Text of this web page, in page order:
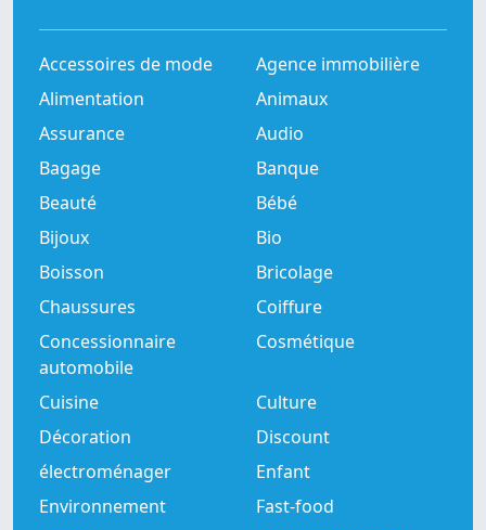
Accessoires de mode
Agence immobilière
Alimentation
Animaux
Assurance
Audio
Bagage
Banque
Beauté
Bébé
Bijoux
Bio
Boisson
Bricolage
Chaussures
Coiffure
Concessionnaire
automobile
Cosmétique
Cuisine
Culture
Décoration
Discount
électroménager
Enfant
Environnement
Fast-food